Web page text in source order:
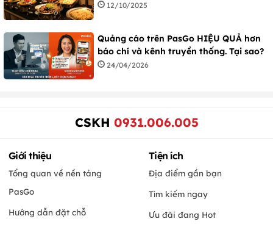
12/10/2025
Quảng cáo trên PasGo HIỆU QUẢ hơn
báo chí và kênh truyền thống. Tại sao?
24/04/2026
CSKH 0931.006.005
Giới thiệu
Tổng quan về nền tảng
PasGo
Hướng dẫn đặt chỗ
Tiện ích
Địa điểm gần bạn
Tìm kiếm ngay
Ưu đãi đang Hot